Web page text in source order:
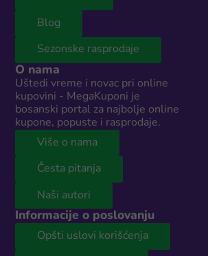
Blog
Sezonske rasprodaje
O nama
Uštedi vreme i novac pri online
kupovini - MegaKuponi je
bosanski portal za najbolje online
kupone, popuste i rasprodaje.
Više o nama
Česta pitanja
Naši autori
Informacije o poslovanju
Opšti uslovi korišćenja